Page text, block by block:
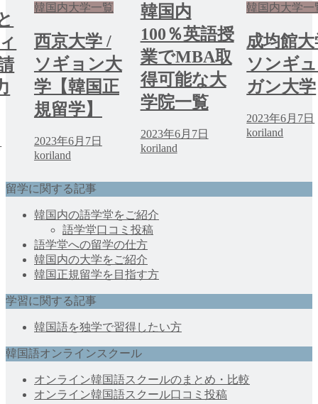
韓国内大学一覧
西京大学 /
ソギョン大
学【韓国正
規留学】
2023年6月7日
koriland
韓国内
100％英語授
業でMBA取
得可能な大
学院一覧
2023年6月7日
koriland
韓国内大学一
成均館
ソンギ
ガン大学
2023年6月7日
koriland
留学に関する記事
韓国内の語学堂をご紹介
語学堂口コミ投稿
語学堂への留学の仕方
韓国内の大学をご紹介
韓国正規留学を目指す方
学習に関する記事
韓国語を独学で習得したい方
韓国語オンラインスクール
オンライン韓国語スクールのまとめ・比較
オンライン韓国語スクール口コミ投稿